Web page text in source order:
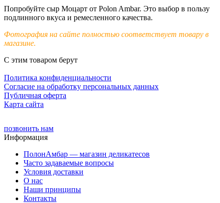
Попробуйте сыр Моцарт от Polon Ambar. Это выбор в пользу
подлинного вкуса и ремесленного качества.
Фотография на сайте полностью соответствует товару в
магазине.
С этим товаром берут
Политика конфиденциальности
Cогласие на обработку персональных данных
Публичная оферта
Карта сайта
позвонить нам
Информация
ПолонАмбар — магазин деликатесов
Часто задаваемые вопросы
Условия доставки
О нас
Наши принципы
Контакты